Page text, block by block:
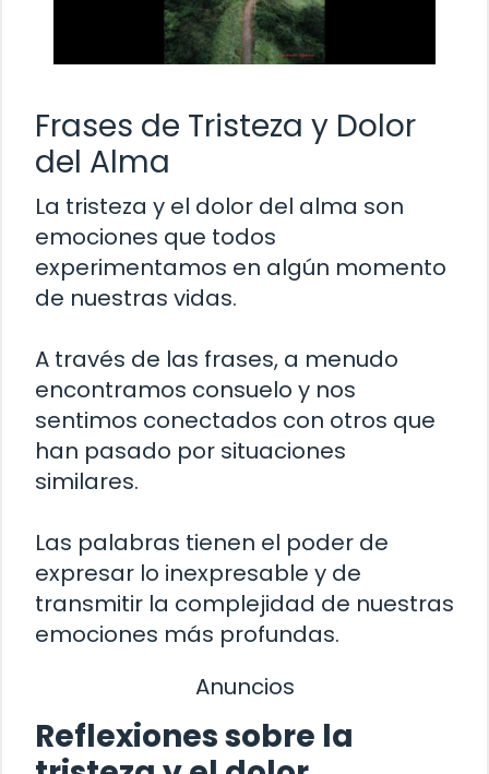
Frases de Tristeza y Dolor
del Alma
La tristeza y el dolor del alma son
emociones que todos
experimentamos en algún momento
de nuestras vidas.
A través de las frases, a menudo
encontramos consuelo y nos
sentimos conectados con otros que
han pasado por situaciones
similares.
Las palabras tienen el poder de
expresar lo inexpresable y de
transmitir la complejidad de nuestras
emociones más profundas.
Anuncios
Reflexiones sobre la